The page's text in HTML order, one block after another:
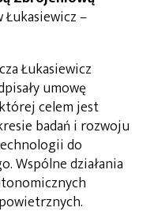
–
Łukasiewicz
umowę
celem jest
badań i rozwoju
do
Wspólne działania